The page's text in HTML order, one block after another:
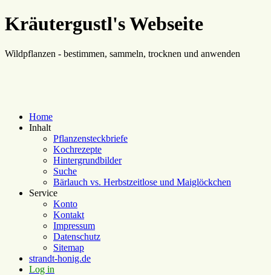
Kräutergustl's Webseite
Wildpflanzen - bestimmen, sammeln, trocknen und anwenden
Home
Inhalt
Pflanzensteckbriefe
Kochrezepte
Hintergrundbilder
Suche
Bärlauch vs. Herbstzeitlose und Maiglöckchen
Service
Konto
Kontakt
Impressum
Datenschutz
Sitemap
strandt-honig.de
Log in